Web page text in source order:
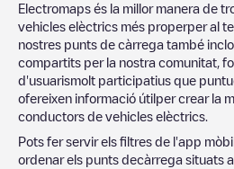
Electromaps és la millor manera de
vehicles elèctrics més properper al
nostres punts de càrrega també
compartits per la nostra comunitat,
d'usuarismolt participatius que
ofereixen informació útilper crear la
conductors de vehicles elèctrics.
Pots fer servir els filtres de l'app
ordenar els punts decàrrega situats a